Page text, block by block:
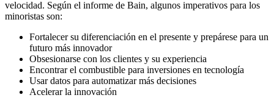
velocidad. Según el informe de Bain, algunos imperativos para los
minoristas son:
Fortalecer su diferenciación en el presente y prepárese para un
futuro más innovador
Obsesionarse con los clientes y su experiencia
Encontrar el combustible para inversiones en tecnología
Usar datos para automatizar más decisiones
Acelerar la innovación